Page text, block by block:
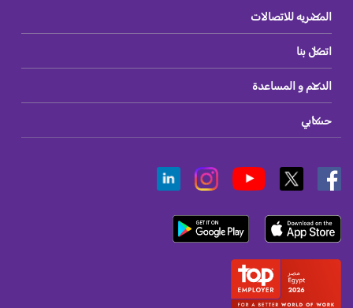
المصريه للاتصالات
اتصل بنا
الدعم و المساعدة
حسابي